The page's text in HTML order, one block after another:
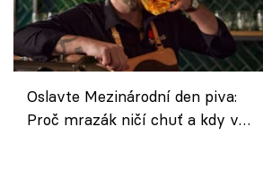
Oslavte Mezinárodní den piva:
Proč mrazák ničí chuť a kdy v